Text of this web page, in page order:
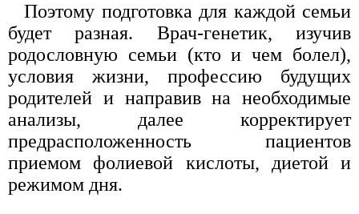
Поэтому подготовка для каждой семьи
будет разная. Врач-генетик, изучив
родословную семьи (кто и чем болел),
условия жизни, профессию будущих
родителей и направив на необходимые
анализы, далее корректирует
предрасположенность пациентов
приемом фолиевой кислоты, диетой и
режимом дня.